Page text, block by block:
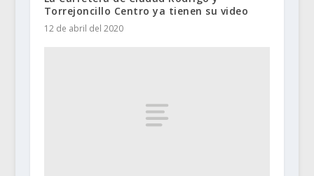
Torrejoncillo Centro ya tienen su video
12 de abril del 2020